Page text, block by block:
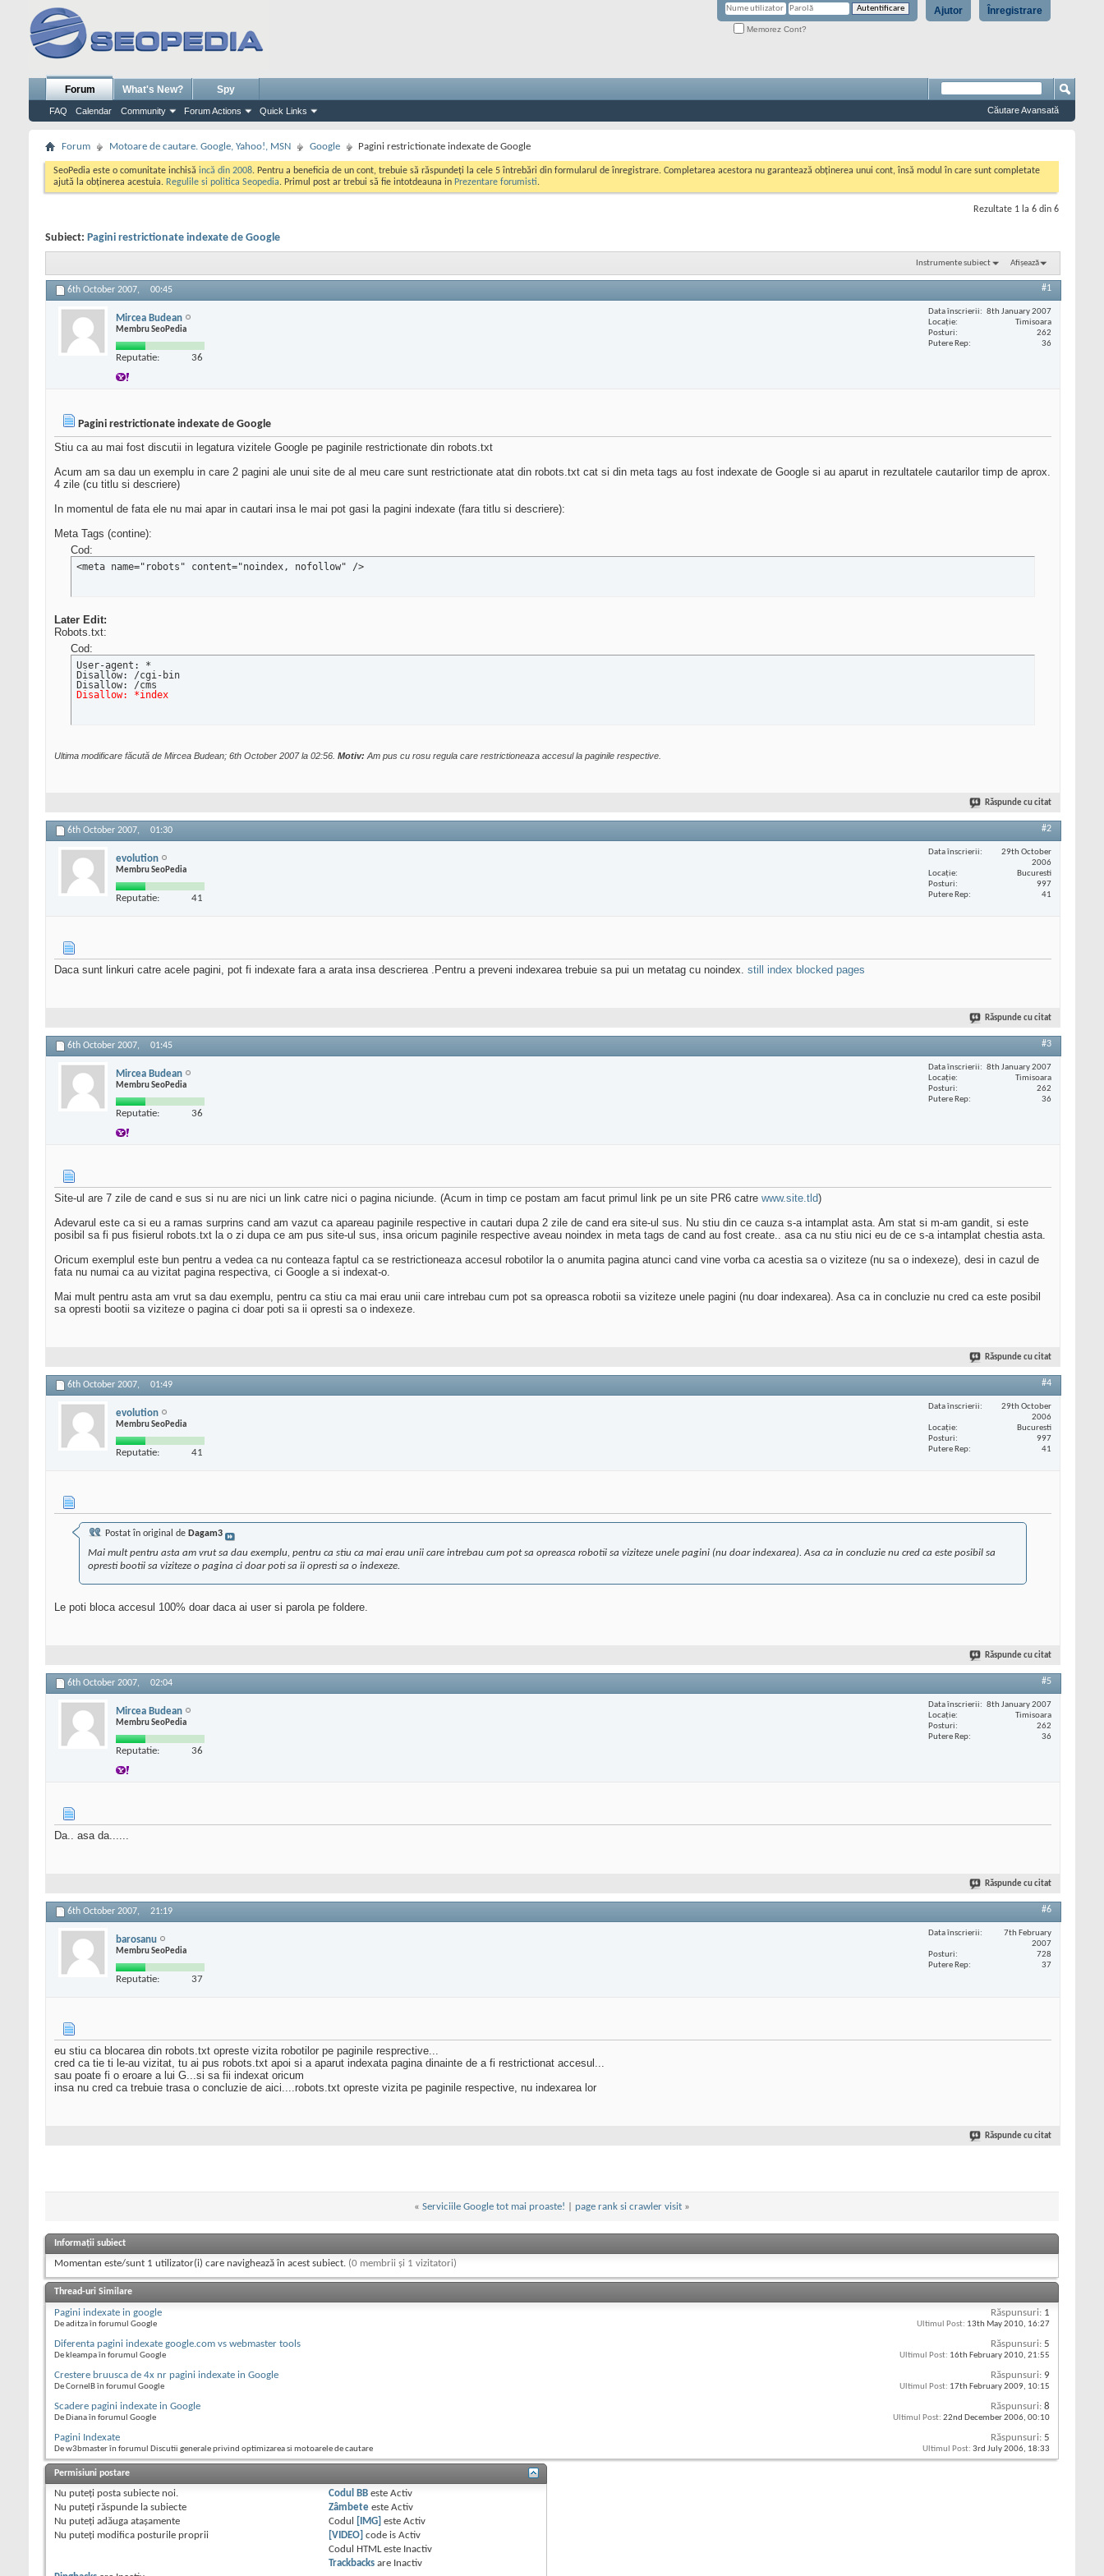
Înregistrare
Ajutor
Memorez Cont?
Forum
FAQ Calendar Community Forum Actions Quick Links
What's New? Spy
Căutare Avansată
Forum Motoare de cautare. Google, Yahoo!, MSN Google Pagini restrictionate indexate de Google
SeoPedia este o comunitate inchisă incă din 2008. Pentru a beneficia de un cont, trebuie să răspundeți la cele 5 întrebări din formularul de înregistrare. Completarea acestora nu garantează obținerea unui cont, însă modul în care sunt completate
ajută la obținerea acestuia. Regulile si politica Seopedia. Primul post ar trebui să fie intotdeauna in Prezentare forumisti.
Rezultate 1 la 6 din 6
Subiect: Pagini restrictionate indexate de Google
Instrumente subiect Afișează
6th October 2007, 00:45 #1
Mircea Budean
Membru SeoPedia
Reputatie: 36
Data înscrierii
8th January 2007
Locaţie
Timisoara
Posturi
262
Putere Rep
36
Pagini restrictionate indexate de Google
Stiu ca au mai fost discutii in legatura vizitele Google pe paginile restrictionate din robots.txt
Acum am sa dau un exemplu in care 2 pagini ale unui site de al meu care sunt restrictionate atat din robots.txt cat si din meta tags au fost indexate de Google si au aparut in rezultatele cautarilor timp de aprox.
4 zile (cu titlu si descriere)
In momentul de fata ele nu mai apar in cautari insa le mai pot gasi la pagini indexate (fara titlu si descriere):
Meta Tags (contine):
Cod:
<meta name="robots" content="noindex, nofollow" />
Later Edit:
Robots.txt:
Cod:
User-agent: *
Disallow: /cgi-bin
Disallow: *index
Ultima modificare făcută de Mircea Budean; 6th October 2007 la 02:56 Motiv: Am pus cu rosu regula care restrictioneaza accesul la paginile respective.
Răspunde cu citat
6th October 2007, 01:30 #2
evolution
Membru SeoPedia
Reputatie: 41
Data înscrierii
29th October
2006
Locaţie
Bucuresti
Posturi
997
Putere Rep
41
Daca sunt linkuri catre acele pagini, pot fi indexate fara a arata insa descrierea .Pentru a preveni indexarea trebuie sa pui un metatag cu noindex. still index blocked pages
Răspunde cu citat
6th October 2007, 01:45 #3
Mircea Budean
Membru SeoPedia
Reputatie: 36
Data înscrierii
8th January 2007
Locaţie
Timisoara
Posturi
262
Putere Rep
36
Site-ul are 7 zile de cand e sus si nu are nici un link catre nici o pagina niciunde. (Acum in timp ce postam am facut primul link pe un site PR6 catre www.site.tld)
Adevarul este ca si eu a ramas surprins cand am vazut ca apareau paginile respective in cautari dupa 2 zile de cand era site-ul sus. Nu stiu din ce cauza s-a intamplat asta. Am stat si m-am gandit, si este
posibil sa fi pus fisierul robots.txt la o zi dupa ce am pus site-ul sus, insa oricum paginile respective aveau noindex in meta tags de cand au fost create.. asa ca nu stiu nici eu de ce s-a intamplat chestia asta.
Oricum exemplul este bun pentru a vedea ca nu conteaza faptul ca se restrictioneaza accesul robotilor la o anumita pagina atunci cand vine vorba ca acestia sa o viziteze (nu sa o indexeze), desi in cazul de
fata nu numai ca au vizitat pagina respectiva, ci Google a si indexat-o.
Mai mult pentru asta am vrut sa dau exemplu, pentru ca stiu ca mai erau unii care intrebau cum pot sa opreasca robotii sa viziteze unele pagini (nu doar indexarea). Asa ca in concluzie nu cred ca este posibil
sa opresti bootii sa viziteze o pagina ci doar poti sa ii opresti sa o indexeze.
Răspunde cu citat
6th October 2007, 01:49 #4
evolution
Membru SeoPedia
Reputatie: 41
Data înscrierii
29th October
2006
Locaţie
Bucuresti
Posturi
997
Putere Rep
41
Postat în original de Dagam3
Mai mult pentru asta am vrut sa dau exemplu, pentru ca stiu ca mai erau unii care intrebau cum pot sa opreasca robotii sa viziteze unele pagini (nu doar indexarea). Asa ca in concluzie nu cred ca este posibil sa
opresti bootii sa viziteze o pagina ci doar poti sa ii opresti sa o indexeze.
Le poti bloca accesul 100% doar daca ai user si parola pe foldere.
Răspunde cu citat
6th October 2007, 02:04 #5
Mircea Budean
Membru SeoPedia
Reputatie: 36
Data înscrierii
8th January 2007
Locaţie
Timisoara
Posturi
262
Putere Rep
36
Da.. asa da......
Răspunde cu citat
6th October 2007, 21:19 #6
barosanu
Membru SeoPedia
Reputatie: 37
Data înscrierii
7th February
2007
Posturi
728
Putere Rep
37
eu stiu ca blocarea din robots.txt opreste vizita robotilor pe paginile resprective...
cred ca tie ti le-au vizitat, tu ai pus robots.txt apoi si a aparut indexata pagina dinainte de a fi restrictionat accesul...
sau poate fi o eroare a lui G...si sa fii indexat oricum
insa nu cred ca trebuie trasa o concluzie de aici....robots.txt opreste vizita pe paginile respective, nu indexarea lor
Răspunde cu citat
« Serviciile Google tot mai proaste! page rank si crawler visit »
Informații subiect
Momentan este/sunt 1 utilizator(i) care navighează în acest subiect. (0 membrii și 1 vizitatori)
Thread-uri Similare
Pagini indexate in google
De aditza în forumul Google
Răspunsuri: 1
Ultimul Post: 13th May 2010, 16:27
Diferenta pagini indexate google.com vs webmaster tools
De kleampa în forumul Google
Răspunsuri: 5
Ultimul Post: 16th February 2010, 21:55
Crestere bruusca de 4x nr pagini indexate in Google
De CornelB în forumul Google
Răspunsuri: 9
Ultimul Post: 17th February 2009, 10:15
Scadere pagini indexate in Google
De Diana în forumul Google
Răspunsuri: 8
Ultimul Post: 22nd December 2006, 00:10
Pagini Indexate
De w3bmaster în forumul Discutii generale privind optimizarea si motoarele de cautare
Răspunsuri: 5
Ultimul Post: 3rd July 2006, 18:33
Permisiuni postare
Nu puteţi posta subiecte noi.
Nu puteţi răspunde la subiecte
Nu puteţi adăuga ataşamente
Nu puteţi modifica posturile proprii
Codul BB esteActiv
Zâmbete esteActiv
Codul
[IMG] esteActiv
[VIDEO] code isActiv
Codul HTML este Inactiv
Trackbacks are Inactiv